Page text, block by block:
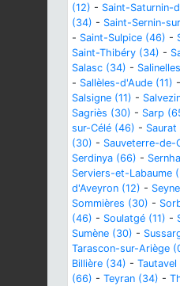
(12) - Saint-Saturnin-
(34) - Saint-Sernin-
- Saint-Sulpice (46) -
Saint-Thibéry (34) -
Salasc (34) -
- Sallèles-d'Aude (11) -
Salsigne (11) -
Sagriès (30) - Sarp
sur-Célé (46) -
(30) - Sauveterre-de-
Serdinya (66) -
Serviers-et-Labaume
d'Aveyron (12) -
Sommières (30) -
(46) - Soulatgé (11) -
Sumène (30) -
Tarascon-sur-Ariège
Billière (34) -
(66) - Teyran (34) -